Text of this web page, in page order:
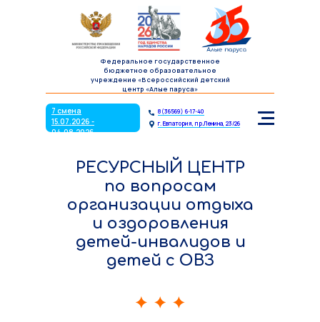
Федеральное государственное
бюджетное образовательное
учреждение «Всероссийский детский
центр «Алые паруса»
8(36569) 6-17-40
7 смена
15.07.2026 -
04.08.2026
г. Евпатория, пр.Ленина, 23/26
8(36569) 6-17-40
15.07.2026 -
г. Евпатория, пр.Ленина, 23/26
РЕСУРСНЫЙ ЦЕНТР
по вопросам
организации отдыха
и оздоровления
детей-инвалидов и
детей с ОВЗ